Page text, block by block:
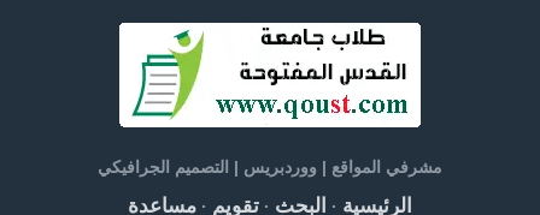
مشرفي المواقع | ووردبريس | التصميم الجرافيكي
الرئيسية· البحث· تقويم· مساعدة